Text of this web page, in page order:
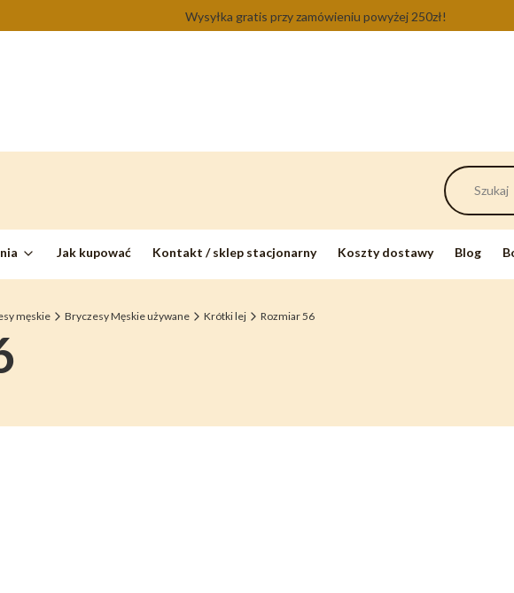
Wysyłka gratis przy zamówieniu powyżej 250zł!
Jak kupować Kontakt / sklep stacjonarny Koszty dostawy Blog
męskie Bryczesy Męskie używane Krótki lej Rozmiar 56